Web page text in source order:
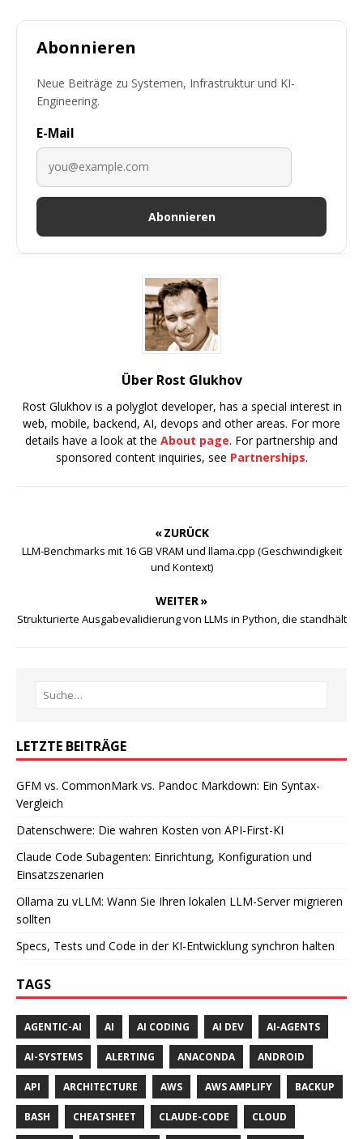
Abonnieren
Neue Beiträge zu Systemen, Infrastruktur und KI-
Engineering.
E-Mail
Abonnieren
Über Rost Glukhov
Rost Glukhov is a polyglot developer, has a special interest in
web, mobile, backend, AI, devops and other areas. For more
details have a look at the About page. For partnership and
sponsored content inquiries, see Partnerships.
« ZURÜCK
LLM-Benchmarks mit 16 GB VRAM und llama.cpp (Geschwindigkeit
und Kontext)
WEITER »
Strukturierte Ausgabevalidierung von LLMs in Python, die standhält
LETZTE BEITRÄGE
GFM vs. CommonMark vs. Pandoc Markdown: Ein Syntax-
Vergleich
Datenschwere: Die wahren Kosten von API-First-KI
Claude Code Subagenten: Einrichtung, Konfiguration und
Einsatzszenarien
Ollama zu vLLM: Wann Sie Ihren lokalen LLM-Server migrieren
sollten
Specs, Tests und Code in der KI-Entwicklung synchron halten
TAGS
AGENTIC-AI AI AI CODING AI DEV AI-AGENTS
AI-SYSTEMS ALERTING ANACONDA ANDROID
API ARCHITECTURE AWS AWS AMPLIFY BACKUP
BASH CHEATSHEET CLAUDE-CODE CLOUD